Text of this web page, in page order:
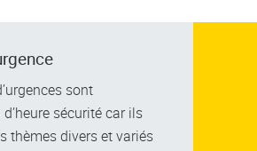
sont
sécurité car ils
thèmes divers et variés